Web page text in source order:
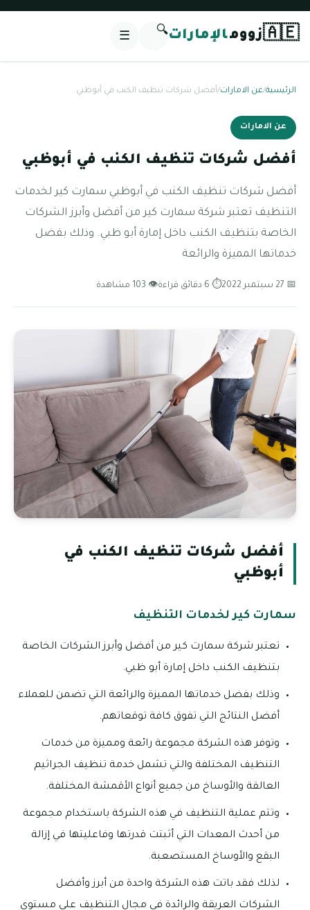
🇦🇪زوومالإمارات🔍
☰
الرئيسية/عن الامارات/أفضل شركات تنظيف الكنب في أبوظبي
عن الامارات
أفضل شركات تنظيف الكنب في أبوظبي
أفضل شركات تنظيف الكنب في أبوظبي سمارت كير لخدمات
التنظيف تعتبر شركة سمارت كير من أفضل وأبرز الشركات
الخاصة بتنظيف الكنب داخل إمارة أبو ظبي. وذلك بفضل
خدماتها المميزة والرائعة
📅 27 سبتمبر 2022 ⏱ 6 دقائق قراءة 👁 103 مشاهدة
أفضل شركات تنظيف الكنب في
أبوظبي
سمارت كير لخدمات التنظيف
تعتبر شركة سمارت كير من أفضل وأبرز الشركات الخاصة
بتنظيف الكنب داخل إمارة أبو ظبي.
وذلك بفضل خدماتها المميزة والرائعة التي تضمن للعملاء
أفضل النتائج التي تفوق كافة توقعاتهم.
وتوفر هذه الشركة مجموعة رائعة ومميزة من خدمات
التنظيف المختلفة والتي تشمل خدمة تنظيف الجراثيم
العالقة والأوساخ من جميع أنواع الأقمشة المختلفة.
وتتم عملية التنظيف في هذه الشركة باستخدام مجموعة
من أحدث المعدات التي أثبتت قدرتها وفاعليتها في إزالة
البقع والأوساخ المستصعبة.
لذلك فقد باتت هذه الشركة واحدة من أبرز وأفضل
الشركات العريقة والرائدة في مجال التنظيف على مستوى